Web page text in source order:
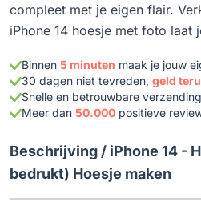
compleet met je eigen flair.
iPhone 14 hoesje met foto laat
Binnen 5 minuten maak je jouw
30 dagen niet tevreden, geld
Snelle en betrouwbare
Meer dan 50.000 positieve
Beschrijving / iPhone 14 -
bedrukt) Hoesje maken